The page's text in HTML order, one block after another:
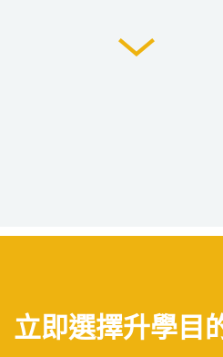
立即選擇升學目